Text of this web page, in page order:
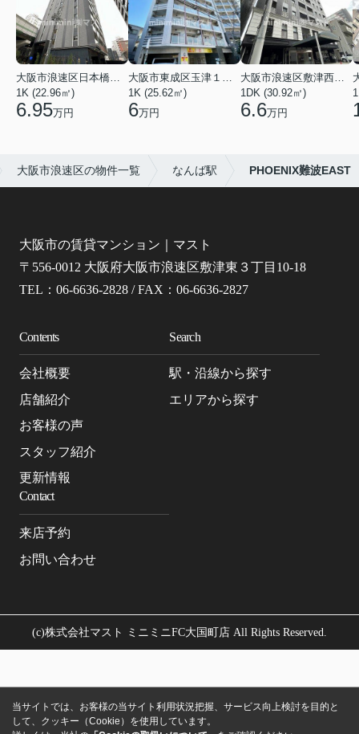
大阪市浪速区日本橋東３丁目
1K (22.96㎡)
6.95万円
大阪市東成区玉津１丁目
1K (25.62㎡)
6万円
大阪市浪速区敷津西１丁目
1DK (30.92㎡)
6.6万円
大阪市浪速区の物件一覧 なんば駅 PHOENIX難波EAST
大阪市の賃貸マンション｜マスト
〒556-0012 大阪府大阪市浪速区敷津東３丁目10-18
TEL：06-6636-2828 / FAX：06-6636-2827
Contents
会社概要
店舗紹介
お客様の声
スタッフ紹介
更新情報
Search
駅・沿線から探す
エリアから探す
Contact
来店予約
お問い合わせ
(c)株式会社マスト ミニミニFC大国町店 All Rights Reserved.
当サイトでは、お客様の当サイト利用状況把握、サービス向上検討を目的と
して、クッキー（Cookie）を使用しています。